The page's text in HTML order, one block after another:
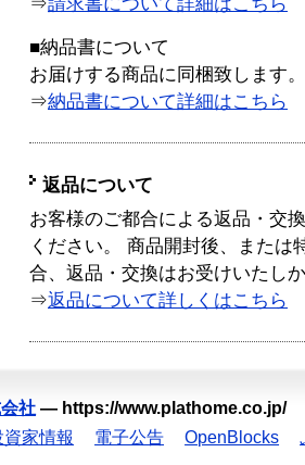
⇒請求書について詳細はこちら
■納品書について
お届けする商品に同梱致します。
⇒納品書について詳細はこちら
返品について
お客様のご都合による返品・交
ください。 商品開封後、または
合、返品・交換はお受けいたし
⇒返品について詳しくはこちら
社 — https://www.plathome.co.jp/
家情報 電子公告 OpenBlocks